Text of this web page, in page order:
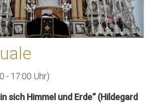
- 17:00 Uhr)
sich Himmel und Erde“ (Hildegard